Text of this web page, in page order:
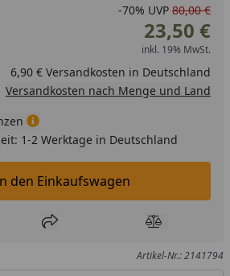
-70% UVP 80,00 €
23,50 €
inkl. 19% MwSt.
6,90 € Versandkosten in Deutschland
Versandkosten nach Menge und Land
1-2 Werktage in Deutschland
In den Einkaufswagen legen
den Einkaufswagen
Wunschliste hinzufügen
Teilen Produkt
Artikel-Nr.: 2141794